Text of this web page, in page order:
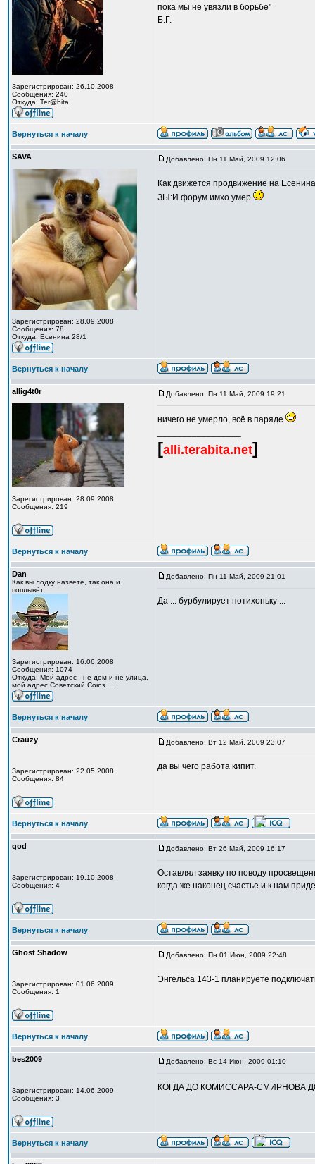
Зарегистрирован: 26.10.2008
Сообщения: 240
Откуда: Ter@bita
пока мы не увязли в борьбе"
Б.Г.
Вернуться к началу
SAVA
Зарегистрирован: 28.09.2008
Сообщения: 78
Откуда: Есенина 28/1
Добавлено: Пн 11 Май, 2009 12:06
Как движется продвижение на
ЗЫ:И форум имхо умер
Вернуться к началу
allig4t0r
Зарегистрирован: 28.09.2008
Сообщения: 219
Добавлено: Пн 11 Май, 2009 19:21
ничего не умерло, всё в пaряде
[alli.terabita.net]
Вернуться к началу
Dan
Как вы лодку назвёте, так она и
поплывёт
Зарегистрирован: 16.06.2008
Сообщения: 1074
Откуда: Мой адрес - не дом и не улица,
мой адрес Советский Союз ...
Добавлено: Пн 11 Май, 2009 21:01
Да ... бурбулирует потихоньку ...
Вернуться к началу
Crauzy
Зарегистрирован: 22.05.2008
Сообщения: 84
Добавлено: Вт 12 Май, 2009 23:07
да вы чего работа кипит.
Вернуться к началу
god
Зарегистрирован: 19.10.2008
Сообщения: 4
Добавлено: Вт 26 Май, 2009 16:17
Оставлял заявку по поводу
когда же наконец счастье и к нам
Вернуться к началу
Ghost Shadow
Зарегистрирован: 01.06.2009
Сообщения: 1
Добавлено: Пн 01 Июн, 2009 22:48
Энгельса 143-1 планируете
Вернуться к началу
bes2009
Зарегистрирован: 14.06.2009
Сообщения: 3
Добавлено: Вс 14 Июн, 2009 01:10
КОГДА ДО КОМИССАРА-СМИРНОВА
Вернуться к началу